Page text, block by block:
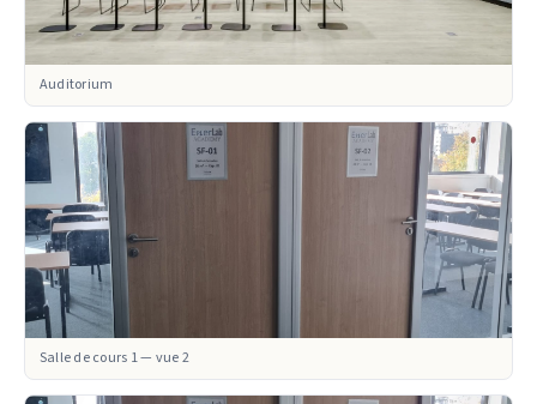
Auditorium
Salle de cours 1 — vue 2